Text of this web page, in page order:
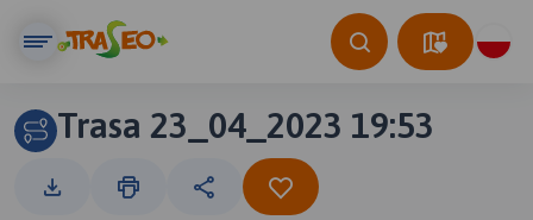
Trasa 23_04_2023 19:53